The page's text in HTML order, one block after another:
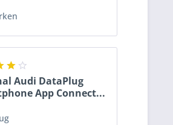
Audi DataPlug
App Connect...